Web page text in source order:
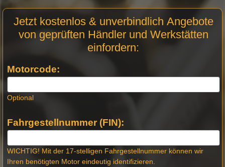
Anfrage
Stellen -
Jetzt kostenlos & unverbindlich Angebote
von geprüften Händler und Werkstätten
einfordern:
Motorcode:
Optional
Fahrgestellnummer (FIN):
WICHTIG! Mit der 17-stelligen Fahrgestellnummer können wir
Ihren benötigten Motor eindeutig identifizieren.